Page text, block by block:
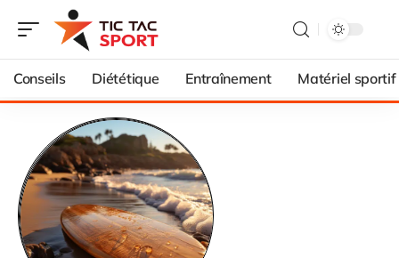
Conseils Diététique Entraînement Matériel sportif